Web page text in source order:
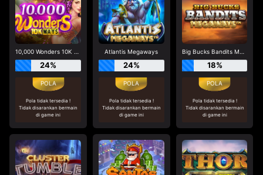
10,000 Wonders 10K Ways
24%
Pola tidak tersedia !
Tidak disarankan bermain
di game ini
Atlantis Megaways
24%
Pola tidak tersedia !
Tidak disarankan bermain
di game ini
Big Bucks Bandits Megaways
18%
Pola tidak tersedia !
Tidak disarankan bermain
di game ini